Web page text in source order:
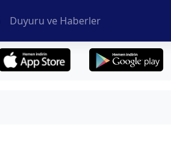
Duyuru ve Haberler